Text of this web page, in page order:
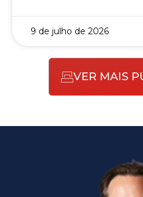
9 de julho de 2026
VER MAIS